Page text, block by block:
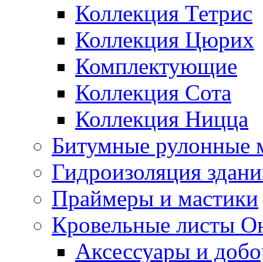
Коллекция Тетрис
Коллекция Цюрих
Комплектующие
Коллекция Сота
Коллекция Ницца
Битумные рулонные
Гидроизоляция
Праймеры и мастики
Кровельные листы
Аксессуары и